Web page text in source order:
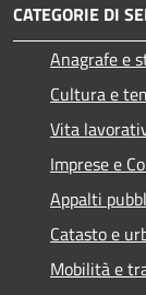
CATEGORIE DI
Anagrafe e
Cultura e
Vita
Imprese e
Appalti
Catasto e
Mobilità e